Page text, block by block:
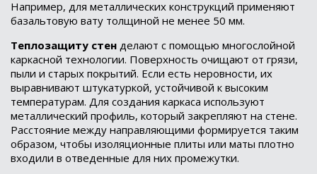
Например, для металлических конструкций применяют
базальтовую вату толщиной не менее 50 мм.
Теплозащиту стен делают с помощью многослойной
каркасной технологии. Поверхность очищают от грязи,
пыли и старых покрытий. Если есть неровности, их
выравнивают штукатуркой, устойчивой к высоким
температурам. Для создания каркаса используют
металлический профиль, который закрепляют на стене.
Расстояние между направляющими формируется таким
образом, чтобы изоляционные плиты или маты плотно
входили в отведенные для них промежутки.